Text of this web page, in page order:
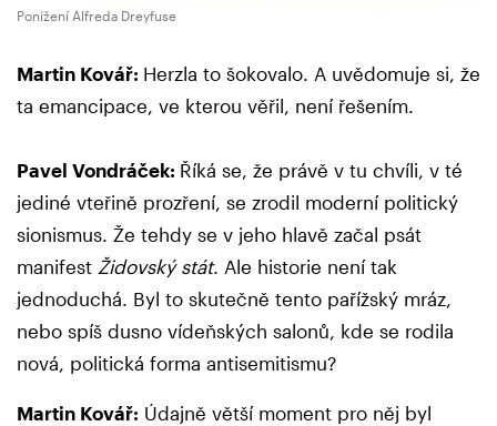
Ponížení Alfreda Dreyfuse
Martin Kovář: Herzla to šokovalo. A uvědomuje si, že
ta emancipace, ve kterou věřil, není řešením.
Pavel Vondráček: Říká se, že právě v tu chvíli, v té
jediné vteřině prozření, se zrodil moderní politický
sionismus. Že tehdy se v jeho hlavě začal psát
manifest Židovský stát. Ale historie není tak
jednoduchá. Byl to skutečně tento pařížský mráz,
nebo spíš dusno vídeňských salonů, kde se rodila
nová, politická forma antisemitismu?
Martin Kovář: Údajně větší moment pro něj byl